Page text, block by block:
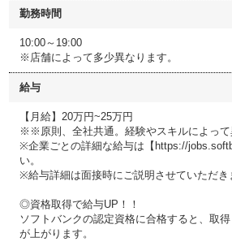
勤務時間
10:00～19:00
※店舗によって多少異なります。
給与
【月給】20万円~25万円
※※原則、全社共通。経験やスキルによって
※企業ごとの詳細な給与は【https://
い。
※給与詳細は面接時にご説明させていただき
◎資格取得で給与UP！！
ソフトバンクの認定資格に合格すると、取
が上がります。